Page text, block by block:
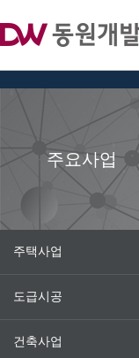
주요사업
주택사업
도급시공
건축사업